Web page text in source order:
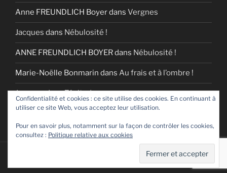
Anne FREUNDLICH Boyerdans Vergnes
Jacques dans Nébulosité !
ANNE FREUNDLICH BOYERdans Nébulosité !
Marie-Noëlle Bonmarin dans Au frais et à l’ombre !
JacquesdansZénitude
Confidentialité et cookies : ce site utilise des cookies. En continuant à
utiliser ce site Web, vous acceptez leur utilisation.
Pour en savoir plus, notamment sur la façon de contrôler les cookies,
consultez : Politique relative aux cookies